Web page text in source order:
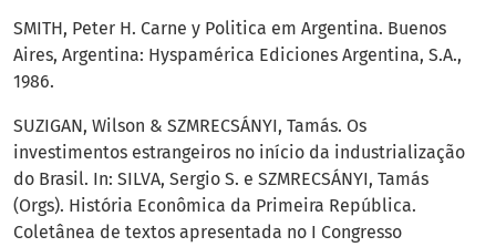
SMITH, Peter H. Carne y Politica em Argentina. Buenos
Aires, Argentina: Hyspamérica Ediciones Argentina, S.A.,
1986.
SUZIGAN, Wilson & SZMRECSÁNYI, Tamás. Os
investimentos estrangeiros no início da industrialização
do Brasil. In: SILVA, Sergio S. e SZMRECSÁNYI, Tamás
(Orgs). História Econômica da Primeira República.
Coletânea de textos apresentada no I Congresso